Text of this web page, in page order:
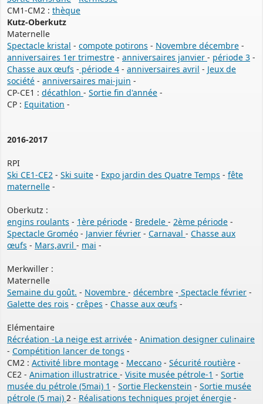
CM1-CM2 : thèque
Kutz-Oberkutz
Maternelle
Spectacle kristal - compote potirons - Novembre décembre -
anniversaires 1er trimestre - anniversaires janvier - période 3 -
Chasse aux œufs - période 4 - anniversaires avril - Jeux de
société - anniversaires mai-juin -
CP-CE1 : décathlon - Sortie fin d'année -
CP : Equitation -
2016-2017
RPI
Ski CE1-CE2 - Ski suite - Expo jardin des Quatre Temps - fête
maternelle -
Oberkutz :
engins roulants - 1ère période - Bredele - 2ème période -
Spectacle Groméo - Janvier février - Carnaval - Chasse aux
œufs - Mars,avril - mai -
Merkwiller :
Maternelle
Semaine du goût. - Novembre - décembre - Spectacle février -
Galette des rois - crêpes - Chasse aux œufs -
Elémentaire
Récréation -La neige est arrivée - Animation designer culinaire
- Compétition lancer de tongs -
CM2 : Activité libre montage - Meccano - Sécurité routière -
CE2 - Animation illustratrice - Visite musée pétrole-1 - Sortie
musée du pétrole (5mai) 1 - Sortie Fleckenstein - Sortie musée
pétrole (5 mai) 2 - Réalisations techniques projet énergie -